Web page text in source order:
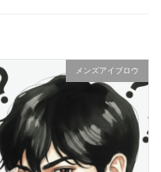
メンズアイブロウ